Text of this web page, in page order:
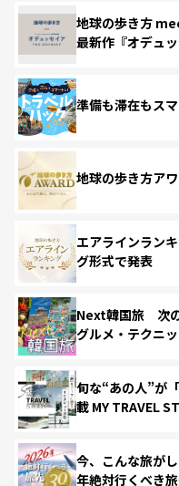
地球の歩き方
最新作『オデュッ
準備も滞在もス
地球の歩き方ア
エアラインラン
グ形式で発表
Next韓国旅 次の
グルメ・テクニ
旬な“あの人”が
載 MY TRAVEL
今、こんな旅が
年絶対行くべき